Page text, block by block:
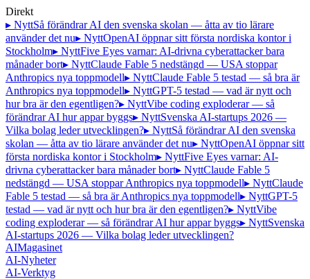
Direkt
▸ NyttSå förändrar AI den svenska skolan — åtta av tio lärare
använder det nu▸ NyttOpenAI öppnar sitt första nordiska kontor i
Stockholm▸ NyttFive Eyes varnar: AI-drivna cyberattacker bara
månader bort▸ NyttClaude Fable 5 nedstängd — USA stoppar
Anthropics nya toppmodell▸ NyttClaude Fable 5 testad — så bra är
Anthropics nya toppmodell▸ NyttGPT-5 testad — vad är nytt och
hur bra är den egentligen?▸ NyttVibe coding exploderar — så
förändrar AI hur appar byggs▸ NyttSvenska AI-startups 2026 —
Vilka bolag leder utvecklingen?▸ NyttSå förändrar AI den svenska
skolan — åtta av tio lärare använder det nu▸ NyttOpenAI öppnar sitt
första nordiska kontor i Stockholm▸ NyttFive Eyes varnar: AI-
drivna cyberattacker bara månader bort▸ NyttClaude Fable 5
nedstängd — USA stoppar Anthropics nya toppmodell▸ NyttClaude
Fable 5 testad — så bra är Anthropics nya toppmodell▸ NyttGPT-5
testad — vad är nytt och hur bra är den egentligen?▸ NyttVibe
coding exploderar — så förändrar AI hur appar byggs▸ NyttSvenska
AI-startups 2026 — Vilka bolag leder utvecklingen?
AIMagasinet
AI-Nyheter
AI-Verktyg